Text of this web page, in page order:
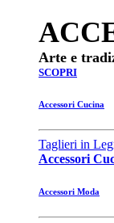
Arte e
SCOPRI
Accessori Cucina
Taglieri in
Accessori
Accessori Moda